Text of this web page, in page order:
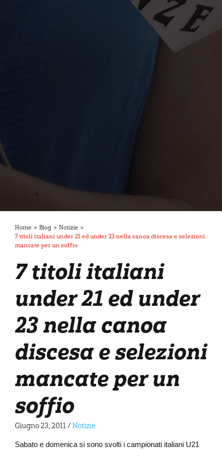
Home > Blog > Notizie >
7 titoli italiani under 21 ed under 23 nella canoa discesa e selezioni
mancate per un soffio
7 titoli italiani
under 21 ed under
23 nella canoa
discesa e selezioni
mancate per un
soffio
Giugno 23, 2011 /Notizie
Sabato e domenica si sono svolti i campionati italiani U21